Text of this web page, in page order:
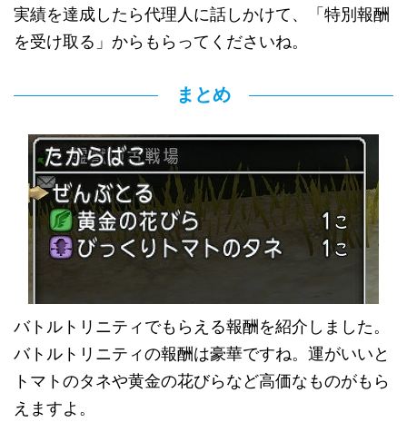
実績を達成したら代理人に話しかけて、「特別報酬
を受け取る」からもらってくださいね。
まとめ
バトルトリニティでもらえる報酬を紹介しました。
バトルトリニティの報酬は豪華ですね。運がいいと
トマトのタネや黄金の花びらなど高価なものがもら
えますよ。